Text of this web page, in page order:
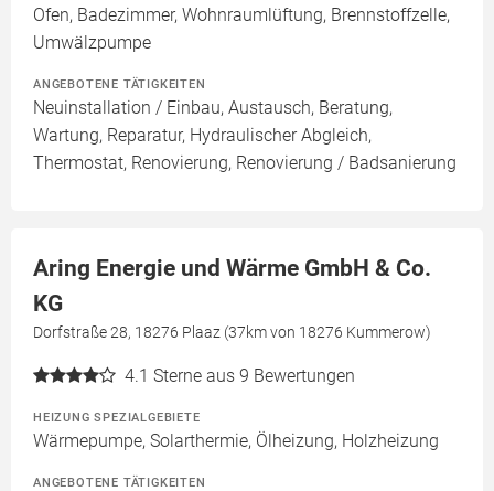
Ofen, Badezimmer, Wohnraumlüftung, Brennstoffzelle,
Umwälzpumpe
ANGEBOTENE TÄTIGKEITEN
Neuinstallation / Einbau, Austausch, Beratung,
Wartung, Reparatur, Hydraulischer Abgleich,
Thermostat, Renovierung, Renovierung / Badsanierung
Aring Energie und Wärme GmbH & Co.
KG
Dorfstraße 28, 18276 Plaaz (37km von 18276 Kummerow)
4.1 Sterne aus 9 Bewertungen
HEIZUNG SPEZIALGEBIETE
Wärmepumpe, Solarthermie, Ölheizung, Holzheizung
ANGEBOTENE TÄTIGKEITEN